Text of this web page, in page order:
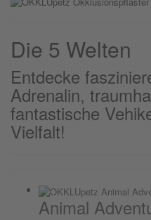
Die 5 Welten
Entdecke
Adrenalin,
fantastische
Vielfalt!
Animal